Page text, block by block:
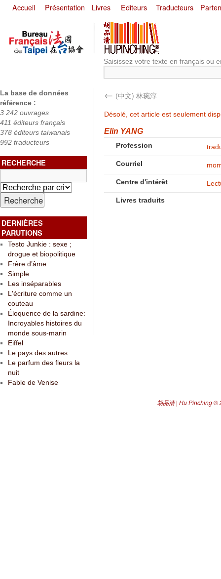
Accueil Présentation Livres Editeurs Traducteurs
Saisissez votre texte en français ou
La base de données
référence :
3 242 ouvrages
411 éditeurs français
378 éditeurs taiwanais
992 traducteurs
RECHERCHE
DERNIÈRES
PARUTIONS
Testo Junkie : sexe ;
drogue et biopolitique
Frère d’âme
Simple
Les inséparables
L'écriture comme un
couteau
Éloquence de la sardine:
Incroyables histoires du
monde sous-marin
Eiffel
Le pays des autres
Le parfum des fleurs la
nuit
Fable de Venise
← (中文) 林琬淳
Désolé, cet article est seulement
Elin YANG
Profession
Courriel
Centre d'intérêt
Livres traduits
胡品清 | Hu Pinching©